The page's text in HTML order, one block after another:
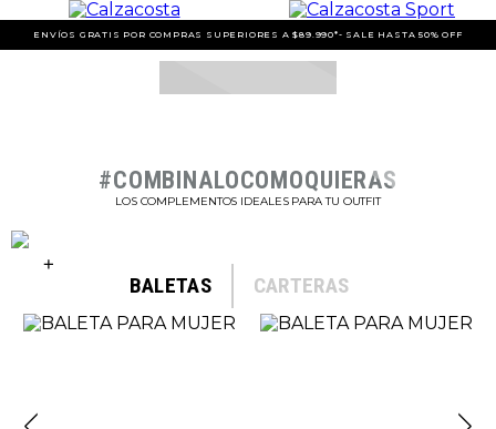
ENVÍOS GRATIS POR COMPRAS SUPERIORES A $89.990*- SALE HASTA 50% OFF
#COMBINALOCOMOQUIERAS
LOS COMPLEMENTOS IDEALES PARA TU OUTFIT
BALETAS CARTERAS